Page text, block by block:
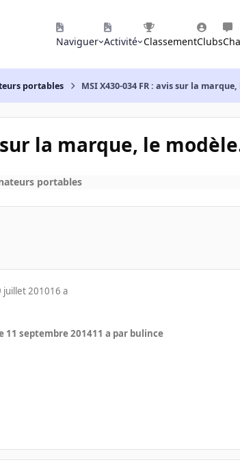
Naviguer Activité ClassementClubs
portables MSI X430-034 FR : avis sur la
sur la marque, le
portables
juillet 201016 a
11 septembre 201411 a par bulince